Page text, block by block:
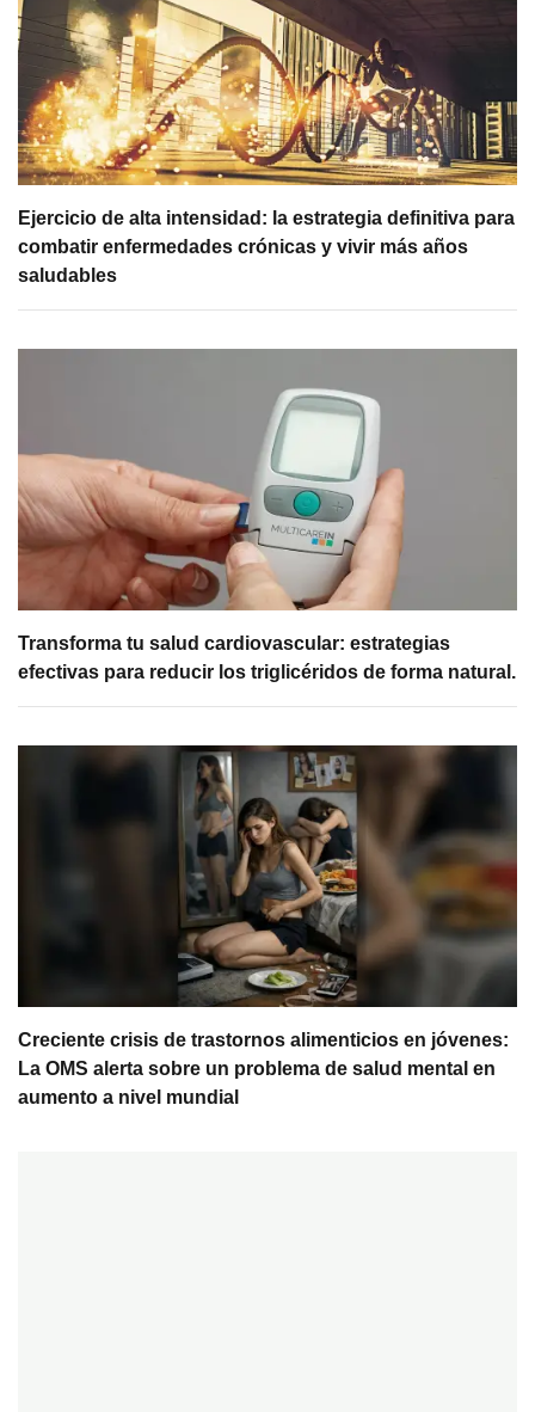
Ejercicio de alta intensidad: la estrategia definitiva para
combatir enfermedades crónicas y vivir más años
saludables
Transforma tu salud cardiovascular: estrategias
efectivas para reducir los triglicéridos de forma natural.
Creciente crisis de trastornos alimenticios en jóvenes:
La OMS alerta sobre un problema de salud mental en
aumento a nivel mundial